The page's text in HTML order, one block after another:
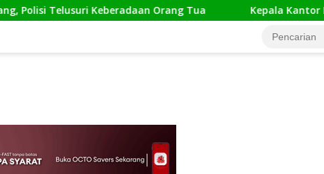
Orang Tua Kepala Kantor Kemenag